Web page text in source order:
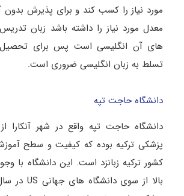
مورد نیاز را کسب کند و برای پذیرش بدون
معدل مورد نیاز را داشته باشد زبان
های آن انگلیسی است پس برای تحصیل
تسلط به زبان انگلیسی ضروری است.
دانشگاه حاجت تپه
دانشگاه حاجت تپه واقع در شهر آنکارا
پزشکی ترکیه بوده که کیفیت و سطح
کشور ترکیه زبانزد است. این دانشگاه با